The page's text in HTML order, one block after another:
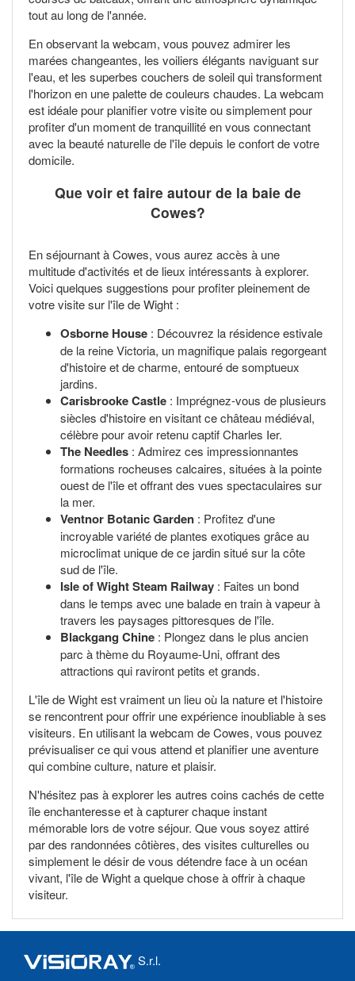
tout au long de l'année.
En observant la webcam, vous pouvez admirer les
marées changeantes, les voiliers élégants naviguant sur
l'eau, et les superbes couchers de soleil qui transforment
l'horizon en une palette de couleurs chaudes. La webcam
est idéale pour planifier votre visite ou simplement pour
profiter d'un moment de tranquillité en vous connectant
avec la beauté naturelle de l'île depuis le confort de votre
domicile.
Que voir et faire autour de la baie de
Cowes?
En séjournant à Cowes, vous aurez accès à une
multitude d'activités et de lieux intéressants à explorer.
Voici quelques suggestions pour profiter pleinement de
votre visite sur l'île de Wight :
Osborne House : Découvrez la résidence estivale
de la reine Victoria, un magnifique palais regorgeant
d'histoire et de charme, entouré de somptueux
jardins.
Carisbrooke Castle : Imprégnez-vous de plusieurs
siècles d'histoire en visitant ce château médiéval,
célèbre pour avoir retenu captif Charles Ier.
The Needles : Admirez ces impressionnantes
formations rocheuses calcaires, situées à la pointe
ouest de l'île et offrant des vues spectaculaires sur
la mer.
Ventnor Botanic Garden : Profitez d'une
incroyable variété de plantes exotiques grâce au
microclimat unique de ce jardin situé sur la côte
sud de l'île.
Isle of Wight Steam Railway : Faites un bond
dans le temps avec une balade en train à vapeur à
travers les paysages pittoresques de l'île.
Blackgang Chine : Plongez dans le plus ancien
parc à thème du Royaume-Uni, offrant des
attractions qui raviront petits et grands.
L'île de Wight est vraiment un lieu où la nature et l'histoire
se rencontrent pour offrir une expérience inoubliable à ses
visiteurs. En utilisant la webcam de Cowes, vous pouvez
prévisualiser ce qui vous attend et planifier une aventure
qui combine culture, nature et plaisir.
N'hésitez pas à explorer les autres coins cachés de cette
île enchanteresse et à capturer chaque instant
mémorable lors de votre séjour. Que vous soyez attiré
par des randonnées côtières, des visites culturelles ou
simplement le désir de vous détendre face à un océan
vivant, l'île de Wight a quelque chose à offrir à chaque
visiteur.
S.r.l.